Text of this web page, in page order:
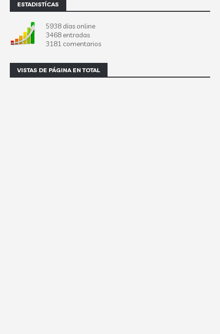
ESTADISTÍCAS
5938 días online
3468 entradas
3181 comentarios
VISTAS DE PÁGINA EN TOTAL